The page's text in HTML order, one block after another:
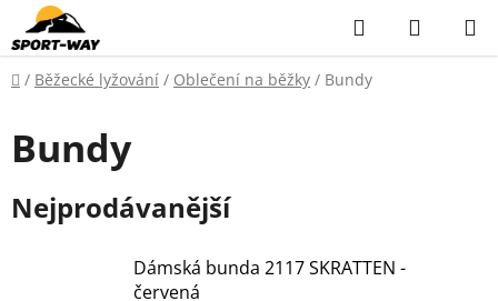
Přejít
na
obsah
Hledat
KOŠÍK
Domů
/ Běžecké lyžování / Oblečení na běžky / Bundy
Bundy
Nejprodávanější
Dámská bunda 2117 SKRATTEN -
červená